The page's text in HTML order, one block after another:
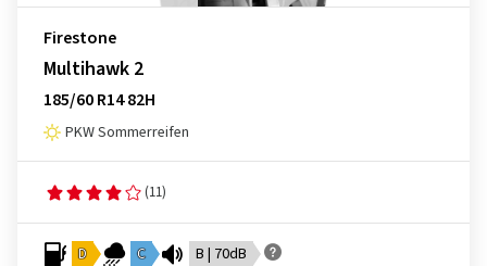
Firestone
Multihawk 2
185/60 R14 82H
PKW Sommerreifen
(11)
D C B | 70dB